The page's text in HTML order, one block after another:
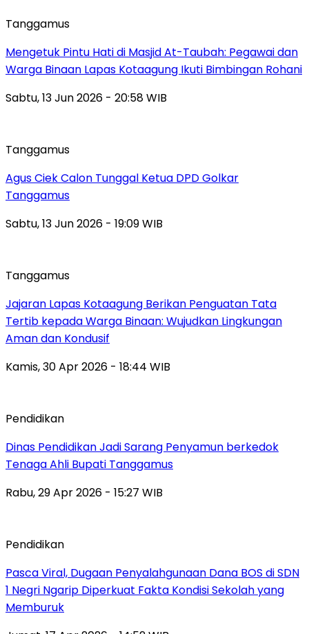
Tanggamus
Mengetuk Pintu Hati di Masjid At-Taubah: Pegawai dan
Warga Binaan Lapas Kotaagung Ikuti Bimbingan Rohani
Sabtu, 13 Jun 2026 - 20:58 WIB
Tanggamus
Agus Ciek Calon Tunggal Ketua DPD Golkar
Tanggamus
Sabtu, 13 Jun 2026 - 19:09 WIB
Tanggamus
Jajaran Lapas Kotaagung Berikan Penguatan Tata
Tertib kepada Warga Binaan: Wujudkan Lingkungan
Aman dan Kondusif
Kamis, 30 Apr 2026 - 18:44 WIB
Pendidikan
Dinas Pendidikan Jadi Sarang Penyamun berkedok
Tenaga Ahli Bupati Tanggamus
Rabu, 29 Apr 2026 - 15:27 WIB
Pendidikan
Pasca Viral, Dugaan Penyalahgunaan Dana BOS di SDN
1 Negri Ngarip Diperkuat Fakta Kondisi Sekolah yang
Memburuk